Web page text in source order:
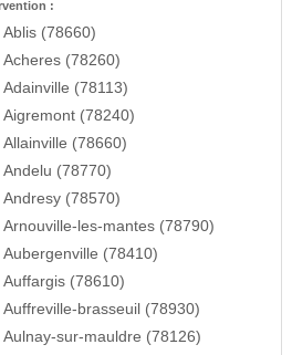
:
(78660)
(78260)
(78113)
(78240)
(78660)
(78770)
(78570)
les-mantes (78790)
(78410)
(78610)
brasseuil (78930)
sur-mauldre (78126)